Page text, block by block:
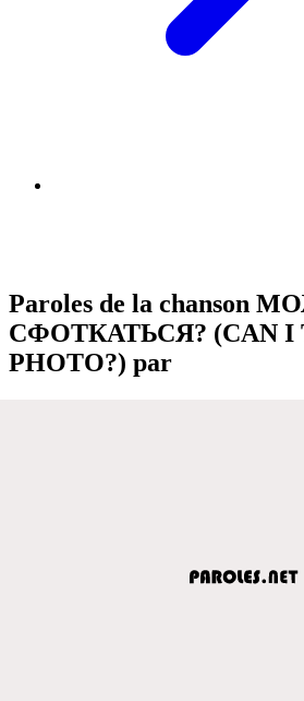
Paroles de la chanson
СФОТКАТЬСЯ? (CAN I
PHOTO?) par